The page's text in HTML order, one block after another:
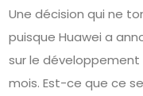
Une décision qui ne
puisque Huawei a
sur le développement
mois. Est-ce que ce